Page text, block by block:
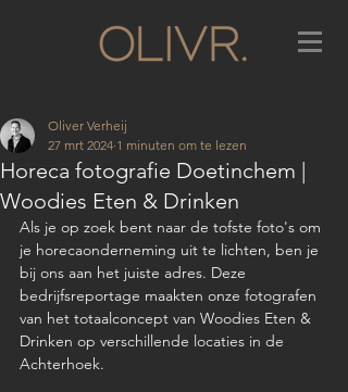
Horeca fotografie Doetinchem |
Woodies Eten & Drinken
Oliver Verheij
27 mrt 2024 1 minuten om te lezen
Als je op zoek bent naar de tofste foto's om
je horecaonderneming uit te lichten, ben je
bij ons aan het juiste adres. Deze
bedrijfsreportage maakten onze fotografen
van het totaalconcept van Woodies Eten &
Drinken op verschillende locaties in de
Achterhoek.